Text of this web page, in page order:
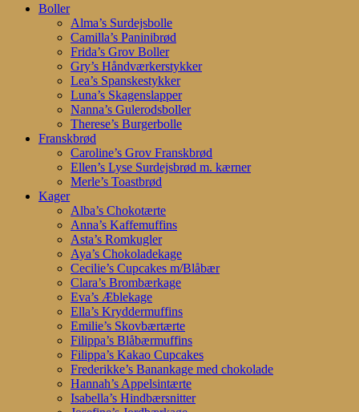
search
account
Menu
Boller
Alma’s Surdejsbolle
Camilla’s Paninibrød
Frida’s Grov Boller
Gry’s Håndværkerstykker
Lea’s Spanskestykker
Luna’s Skagenslapper
Nanna’s Gulerodsboller
Therese’s Burgerbolle
Franskbrød
Caroline’s Grov Franskbrød
Ellen’s Lyse Surdejsbrød m. kærner
Merle’s Toastbrød
Kager
Alba’s Chokotærte
Anna’s Kaffemuffins
Asta’s Romkugler
Aya’s Chokoladekage
Cecilie’s Cupcakes m/Blåbær
Clara’s Brombærkage
Eva’s Æblekage
Ella’s Kryddermuffins
Emilie’s Skovbærtærte
Filippa’s Blåbærmuffins
Filippa’s Kakao Cupcakes
Frederikke’s Banankage med chokolade
Hannah’s Appelsintærte
Isabella’s Hindbærsnitter